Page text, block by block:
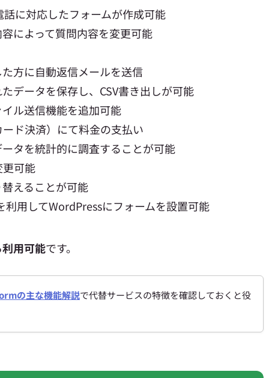
話に対応したフォームが作成可能
によって質問内容を変更可能
方に自動返信メールを送信
データを保存し、CSV書き出しが可能
ル送信機能を追加可能
ド決済）にて料金の支払い
タを統計的に調査することが可能
可能
えることが可能
利用してWordPressにフォームを設置可能
用可能です。
の主な機能解説で代替サービスの特徴を確認しておくと役